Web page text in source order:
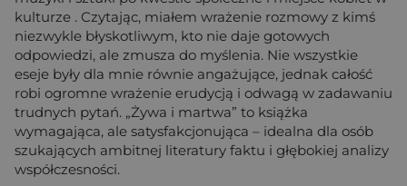
kulturze . Czytając, miałem wrażenie rozmowy z kimś
niezwykle błyskotliwym, kto nie daje gotowych
odpowiedzi, ale zmusza do myślenia. Nie wszystkie
eseje były dla mnie równie angażujące, jednak całość
robi ogromne wrażenie erudycją i odwagą w zadawaniu
trudnych pytań. „Żywa i martwa” to książka
wymagająca, ale satysfakcjonująca – idealna dla osób
szukających ambitnej literatury faktu i głębokiej analizy
współczesności.